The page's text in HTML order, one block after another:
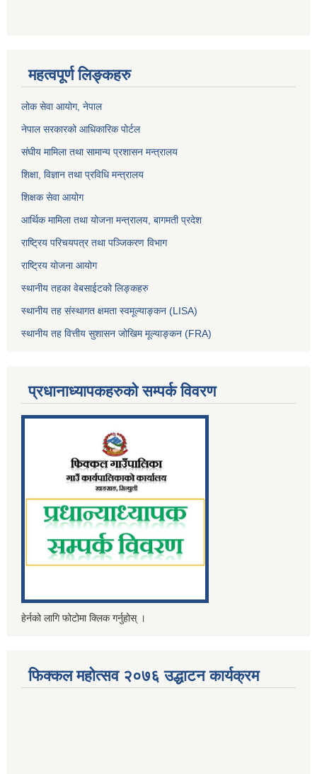
महत्वपूर्ण लिङ्कहरु
लोक सेवा आयोग, नेपाल
नेपाल सरकारको आधिकारिक पोर्टल
संघीय मामिला तथा सामान्य प्रशासन मन्त्रालय
शिक्षा, विज्ञान तथा प्रविधि मन्त्रालय
शिक्षक सेवा आयोग
आर्थिक मामिला तथा योजना मन्त्रालय, बागमती प्रदेश
राष्ट्रिय परिचयपत्र तथा पञ्जिकरण विभाग
राष्ट्रिय योजना आयोग
स्थानीय तहका वेबसाईटको लिङ्कहरु
स्थानीय तह संस्थागत क्षमता स्वमूल्याङ्कन (LISA)
स्थानीय तह वित्तीय सुशासन जोखिम मूल्याङ्कन (FRA)
प्रधानाध्यापकहरुको सम्पर्क विवरण
हेर्नको लागि फोटोमा क्लिक गर्नुहोस् ।
फिक्कल महोत्सव २०७६ उद्धाटन कार्यक्रम